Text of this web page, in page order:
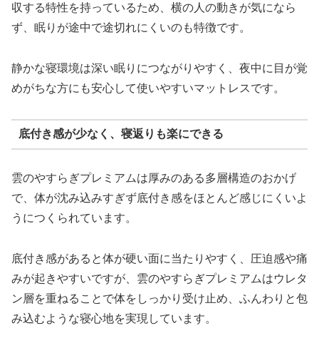
収する特性を持っているため、横の人の動きが気になら
ず、眠りが途中で途切れにくいのも特徴です。
静かな寝環境は深い眠りにつながりやすく、夜中に目が覚
めがちな方にも安心して使いやすいマットレスです。
底付き感が少なく、寝返りも楽にできる
雲のやすらぎプレミアムは厚みのある多層構造のおかげ
で、体が沈み込みすぎず底付き感をほとんど感じにくいよ
うにつくられています。
底付き感があると体が硬い面に当たりやすく、圧迫感や痛
みが起きやすいですが、雲のやすらぎプレミアムはウレタ
ン層を重ねることで体をしっかり受け止め、ふんわりと包
み込むような寝心地を実現しています。